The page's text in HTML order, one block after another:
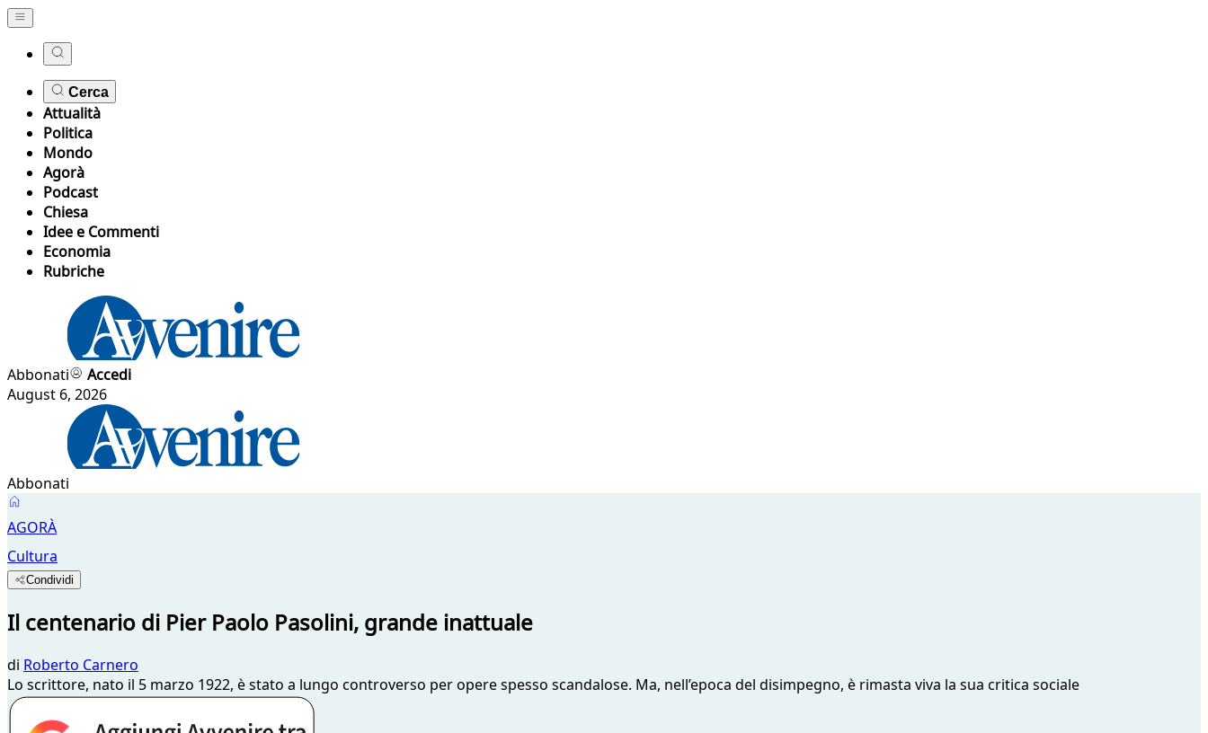
Cerca
Attualità
Politica
Mondo
Agorà
Podcast
Chiesa
Idee e Commenti
Economia
Rubriche
Abbonati
Accedi
August 6, 2026
Abbonati
AGORÀ
Cultura
Condividi
Il centenario di Pier Paolo Pasolini, grande inattuale
di Roberto Carnero
Lo scrittore, nato il 5 marzo 1922, è stato a lungo controverso per opere spesso scandalose. Ma, nell’epoca del disimpegno, è rimasta viva la sua critica sociale